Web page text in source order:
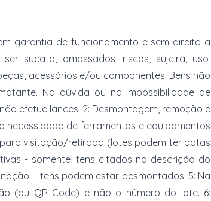
garantia de funcionamento e sem direito a
sucata, amassados, riscos, sujeira, uso,
acessórios e/ou componentes. Bens não
Na dúvida ou na impossibilidade de
efetue lances. 2: Desmontagem, remoção e
de ferramentas e equipamentos
visitação/retirada (lotes podem ter datas
- somente itens citados na descrição do
- itens podem estar desmontados. 5: Na
(ou QR Code) e não o número do lote. 6: